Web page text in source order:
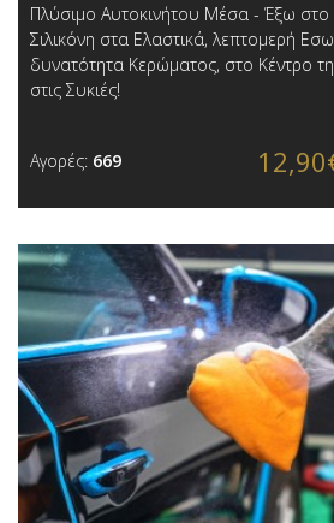
Πλύσιμο Αυτοκινήτου Μέσα - Έξω στο
Σιλικόνη στα Ελαστικά, λεπτομερή
δυνατότητα Κερώματος, στο Κέντρο
στις Συκιές!
Αγορές: 669